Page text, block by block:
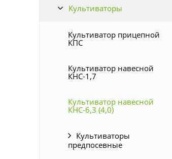
Культиваторы
Культиватор прицепной
КПС
Культиватор навесной
КНС-1,7
Культиватор навесной
КНС-6,3 (4,0)
Культиваторы
предпосевные